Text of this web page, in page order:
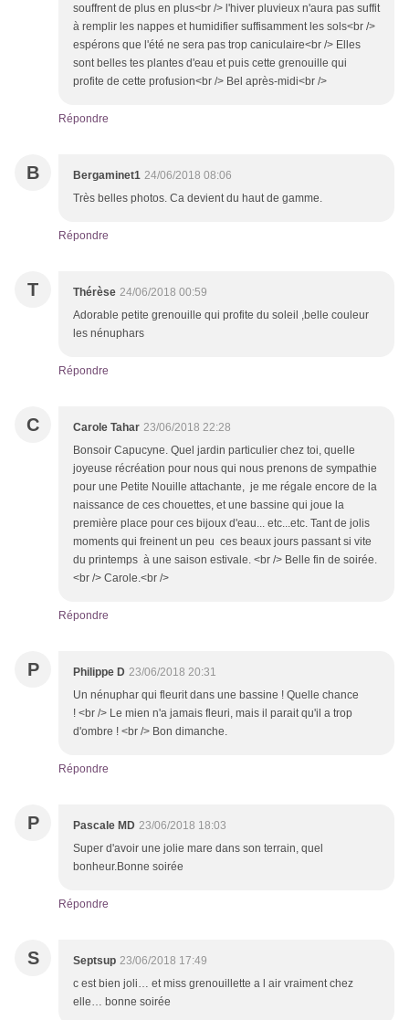
souffrent de plus en plus<br /> l'hiver pluvieux n'aura pas suffit
à remplir les nappes et humidifier suffisamment les sols<br />
espérons que l'été ne sera pas trop caniculaire<br /> Elles
sont belles tes plantes d'eau et puis cette grenouille qui
profite de cette profusion<br /> Bel après-midi<br />
Répondre
B Bergaminet1 24/06/2018 08:06
Très belles photos. Ca devient du haut de gamme.
Répondre
T Thérèse 24/06/2018 00:59
Adorable petite grenouille qui profite du soleil ,belle couleur
les nénuphars
Répondre
C Carole Tahar 23/06/2018 22:28
Bonsoir Capucyne. Quel jardin particulier chez toi, quelle
joyeuse récréation pour nous qui nous prenons de sympathie
pour une Petite Nouille attachante, je me régale encore de la
naissance de ces chouettes, et une bassine qui joue la
première place pour ces bijoux d'eau... etc...etc. Tant de jolis
moments qui freinent un peu ces beaux jours passant si vite
du printemps à une saison estivale. <br /> Belle fin de soirée.
<br /> Carole.<br />
Répondre
P Philippe D 23/06/2018 20:31
Un nénuphar qui fleurit dans une bassine ! Quelle chance
! <br /> Le mien n'a jamais fleuri, mais il parait qu'il a trop
d'ombre ! <br /> Bon dimanche.
Répondre
P Pascale MD 23/06/2018 18:03
Super d'avoir une jolie mare dans son terrain, quel
bonheur.Bonne soirée
Répondre
S Septsup 23/06/2018 17:49
c est bien joli… et miss grenouillette a l air vraiment chez
elle… bonne soirée